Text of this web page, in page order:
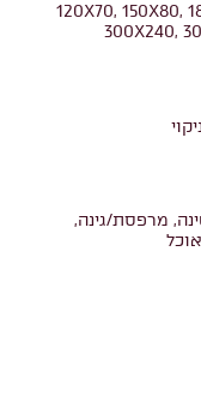
120X70, 150X80,
300X240,
מרפסת/גינה,